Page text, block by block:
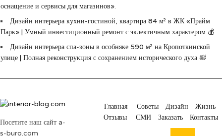
оснащение и сервисы для магазинов».
Дизайн интерьера кухни-гостиной, квартира 84 м² в ЖК «Прайм
Парк» | Умный инвестиционный ремонт с эклектичным характером 💰
Дизайн интерьера спа-зоны в особняке 590 м² на Кропоткинской
улице | Полная реконструкция с сохранением исторического духа 🛀
Посетите наш сайт a-
s-buro.com
Главная Советы Дизайн
Жизнь
Отзывы
СМИ Заказать Контакты